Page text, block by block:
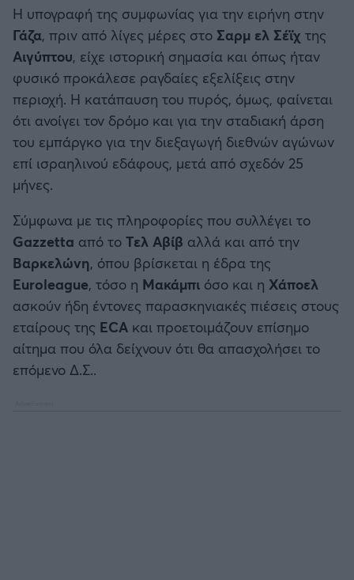
Ηρακλής
Μπαρτσελόνα
Ρεάλ Μαδρίτης
Ατλέτικο Μαδρίτης
Μάντσεστερ Σίτι
Λίβερπουλ
Τσέλσι
Άρσεναλ
Η υπογραφή της συμφωνίας για την ειρήνη στην
Γάζα, πριν από λίγες μέρες στο Σαρμ ελ Σέϊχ της
Αιγύπτου, είχε ιστορική σημασία και όπως ήταν
φυσικό προκάλεσε ραγδαίες εξελίξεις στην
περιοχή. Η κατάπαυση του πυρός, όμως, φαίνεται
ότι ανοίγει τον δρόμο και για την σταδιακή άρση
του εμπάργκο για την διεξαγωγή διεθνών αγώνων
επί ισραηλινού εδάφους, μετά από σχεδόν 25
μήνες.
Σύμφωνα με τις πληροφορίες που συλλέγει το
Gazzetta από το Τελ Αβίβ αλλά και από την
Βαρκελώνη, όπου βρίσκεται η έδρα της
Euroleague, τόσο η Μακάμπι όσο και η Χάποελ
ασκούν ήδη έντονες παρασκηνιακές πιέσεις στους
εταίρους της ECA και προετοιμάζουν επίσημο
αίτημα που όλα δείχνουν ότι θα απασχολήσει το
επόμενο Δ.Σ..